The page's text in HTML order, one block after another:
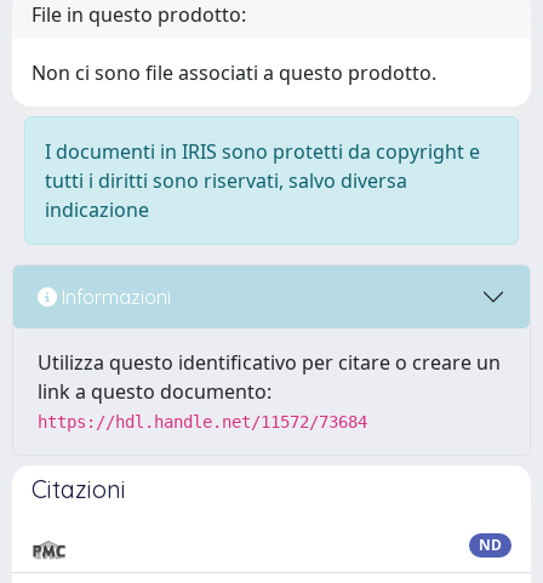
File in questo prodotto:
Non ci sono file associati a questo prodotto.
I documenti in IRIS sono protetti da copyright e
tutti i diritti sono riservati, salvo diversa
indicazione
Informazioni
Utilizza questo identificativo per citare o creare un
link a questo documento:
https://hdl.handle.net/11572/73684
Citazioni
ND